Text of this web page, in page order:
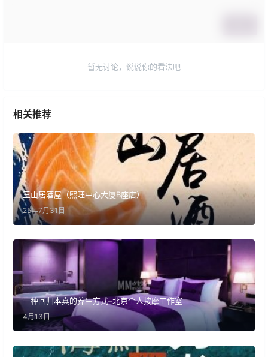
暂无讨论，说说你的看法吧
相关推荐
三山居酒屋（熙旺中心大厦B座店）
25年7月31日
一种回归本真的养生方式–北京个人按摩工作室
4月13日